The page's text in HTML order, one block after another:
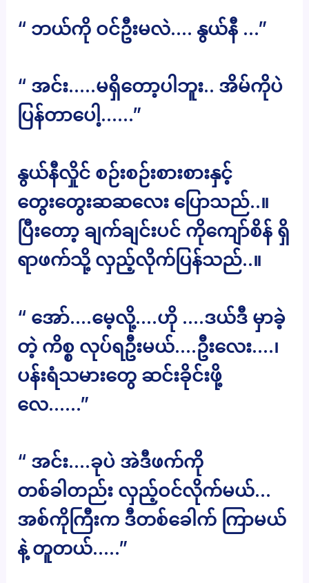
“ ဘယ်ကို ဝင်ဦးမလဲ…. နွယ်နီ …”
“ အင်း…..မရှိတော့ပါဘူး.. အိမ်ကိုပဲ
ပြန်တာပေါ့……”
နွယ်နီလှိုင် စဉ်းစဉ်းစားစားနှင့်
တွေးတွေးဆဆလေး ပြောသည်..။
ပြီးတော့ ချက်ချင်းပင် ကိုကျော်စိန် ရှိ
ရာဖက်သို့ လှည့်လိုက်ပြန်သည်..။
“ အော်….မေ့လို့….ဟို ….ဒယ်ဒီ မှာခဲ့
တဲ့ ကိစ္စ လုပ်ရဦးမယ်….ဦးလေး….၊
ပန်းရံသမားတွေ ဆင်းခိုင်းဖို့
လေ……”
“ အင်း….ခုပဲ အဲဒီဖက်ကို
တစ်ခါတည်း လှည့်ဝင်လိုက်မယ်…
အစ်ကိုကြီးက ဒီတစ်ခေါက် ကြာမယ်
နဲ့ တူတယ်…..”